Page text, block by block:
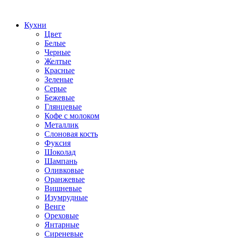
Кухни
Цвет
Белые
Черные
Желтые
Красные
Зеленые
Серые
Бежевые
Глянцевые
Кофе с молоком
Металлик
Слоновая кость
Фуксия
Шоколад
Шампань
Оливковые
Оранжевые
Вишневые
Изумрудные
Венге
Ореховые
Янтарные
Сиреневые